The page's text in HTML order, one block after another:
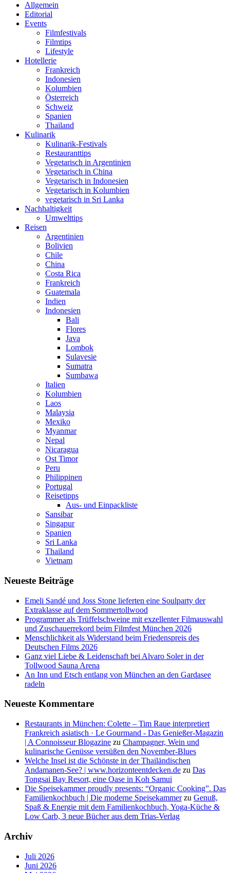
Allgemein
Editorial
Events
Filmfestivals
Filmtips
Lifestyle
Hotellerie
Frankreich
Indonesien
Kolumbien
Österreich
Schweiz
Spanien
Thailand
Kulinarik
Kulinarik-Festivals
Restauranttips
Vegetarisch in Argentinien
Vegetarisch in China
Vegetarisch in Indonesien
Vegetarisch in Kolumbien
vegetarisch in Sri Lanka
Nachhaltigkeit
Umwelttips
Reisen
Argentinien
Bolivien
Chile
China
Costa Rica
Frankreich
Guatemala
Indien
Indonesien
Bali
Flores
Java
Lombok
Sulavesie
Sumatra
Sumbawa
Italien
Kolumbien
Laos
Malaysia
Mexiko
Myanmar
Nepal
Nicaragua
Ost Timor
Peru
Philippinen
Portugal
Reisetipps
Aus- und Einpackliste
Sansibar
Singapur
Spanien
Sri Lanka
Thailand
Vietnam
Neueste Beiträge
Emeli Sandé und Joss Stone lieferten eine Soulparty der
Extraklasse auf dem Sommertollwood
Programmer als Trüffelschweine mit exzellenter Filmauswahl
und Zuschauerrekord beim Filmfest München 2026
Menschlichkeit als Widerstand beim Friedenspreis des
Deutschen Films 2026
Ganz viel Liebe & Leidenschaft bei Alvaro Soler in der
Tollwood Sauna Arena
An Inn und Etsch entlang von München an den Gardasee
radeln
Neueste Kommentare
Restaurants in München: Colette – Tim Raue interpretiert
Frankreich asiatisch · Le Gourmand - Das Genießer-Magazin
| A Connoisseur Blogazine zu Champagner, Wein und
kulinarische Genüsse versüßen den November-Blues
Welche Insel ist die Schönste in der Thailändischen
Andamanen-See? | www.horizonteentdecken.de zu Das
Tongsai Bay Resort, eine Oase in Koh Samui
Die Speisekammer proudly presents: “Organic Cooking”. Das
Familienkochbuch | Die moderne Speisekammerzu Genuß,
Spaß & Energie mit dem Familienkochbuch, Yoga-Küche &
Low Carb, 3 neue Bücher aus dem Trias-Verlag
Archiv
Juli 2026
Juni 2026